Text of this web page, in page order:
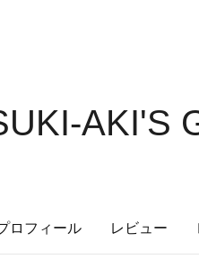
AKI'S
ロフィール レビュー